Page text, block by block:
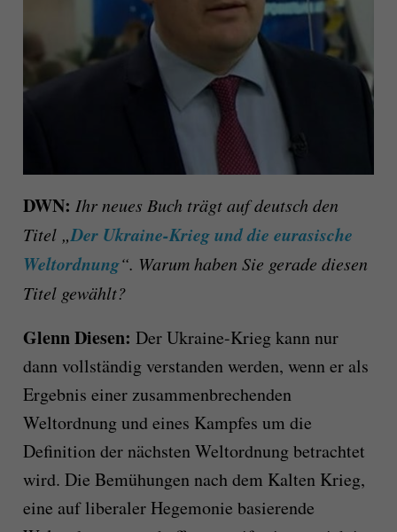
DWN: Ihr neues Buch trägt auf deutsch den
Titel „Der Ukraine-Krieg und die eurasische
Weltordnung“. Warum haben Sie gerade diesen
Titel gewählt?
Glenn Diesen: Der Ukraine-Krieg kann nur
dann vollständig verstanden werden, wenn er als
Ergebnis einer zusammenbrechenden
Weltordnung und eines Kampfes um die
Definition der nächsten Weltordnung betrachtet
wird. Die Bemühungen nach dem Kalten Krieg,
eine auf liberaler Hegemonie basierende